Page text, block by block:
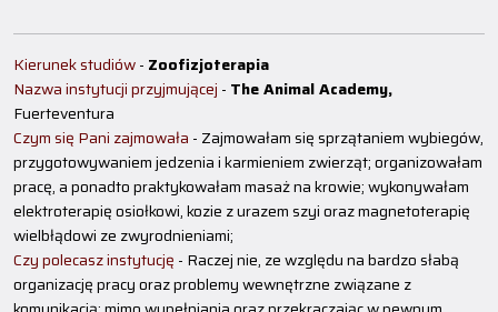
Kierunek studiów- Zoofizjoterapia
Nazwa instytucji przyjmującej - The Animal Academy,
Fuerteventura
Czym się Pani zajmowała - Zajmowałam się sprzątaniem wybiegów,
przygotowywaniem jedzenia i karmieniem zwierząt; organizowałam
pracę, a ponadto praktykowałam masaż na krowie; wykonywałam
elektroterapię osiołkowi, kozie z urazem szyi oraz magnetoterapię
wielbłądowi ze zwyrodnieniami;
Czy polecasz instytucję - Raczej nie, ze względu na bardzo słabą
organizację pracy oraz problemy wewnętrzne związane z